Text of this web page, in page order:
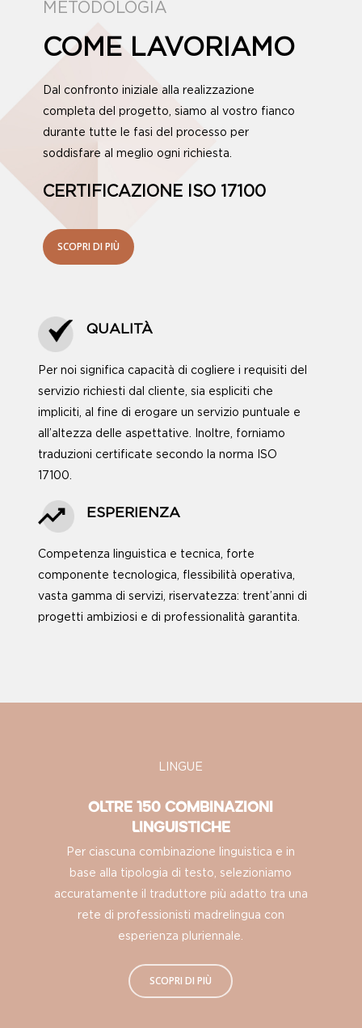
METODOLOGIA
COME LAVORIAMO
Dal confronto iniziale alla realizzazione
completa del progetto, siamo al vostro fianco
durante tutte le fasi del processo per
soddisfare al meglio ogni richiesta.
CERTIFICAZIONE ISO 17100
SCOPRI DI PIÙ
QUALITÀ
Per noi significa capacità di cogliere i requisiti del
servizio richiesti dal cliente, sia espliciti che
impliciti, al fine di erogare un servizio puntuale e
all’altezza delle aspettative. Inoltre, forniamo
traduzioni certificate secondo la norma ISO
17100.
ESPERIENZA
Competenza linguistica e tecnica, forte
componente tecnologica, flessibilità operativa,
vasta gamma di servizi, riservatezza: trent’anni di
progetti ambiziosi e di professionalità garantita.
LINGUE
OLTRE 150 COMBINAZIONI
LINGUISTICHE
Per ciascuna combinazione linguistica e in
base alla tipologia di testo, selezioniamo
accuratamente il traduttore più adatto tra una
rete di professionisti madrelingua con
esperienza pluriennale.
SCOPRI DI PIÙ